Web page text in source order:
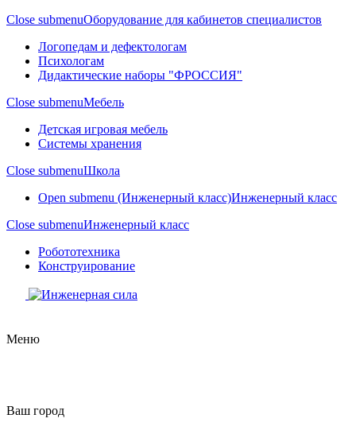
Close submenuОборудование для кабинетов специалистов
Логопедам и дефектологам
Психологам
Дидактические наборы "ФРОССИЯ"
Close submenuМебель
Детская игровая мебель
Системы хранения
Close submenuШкола
Open submenu (Инженерный класс)Инженерный класс
Close submenuИнженерный класс
Робототехника
Конструирование
Меню
Ваш город